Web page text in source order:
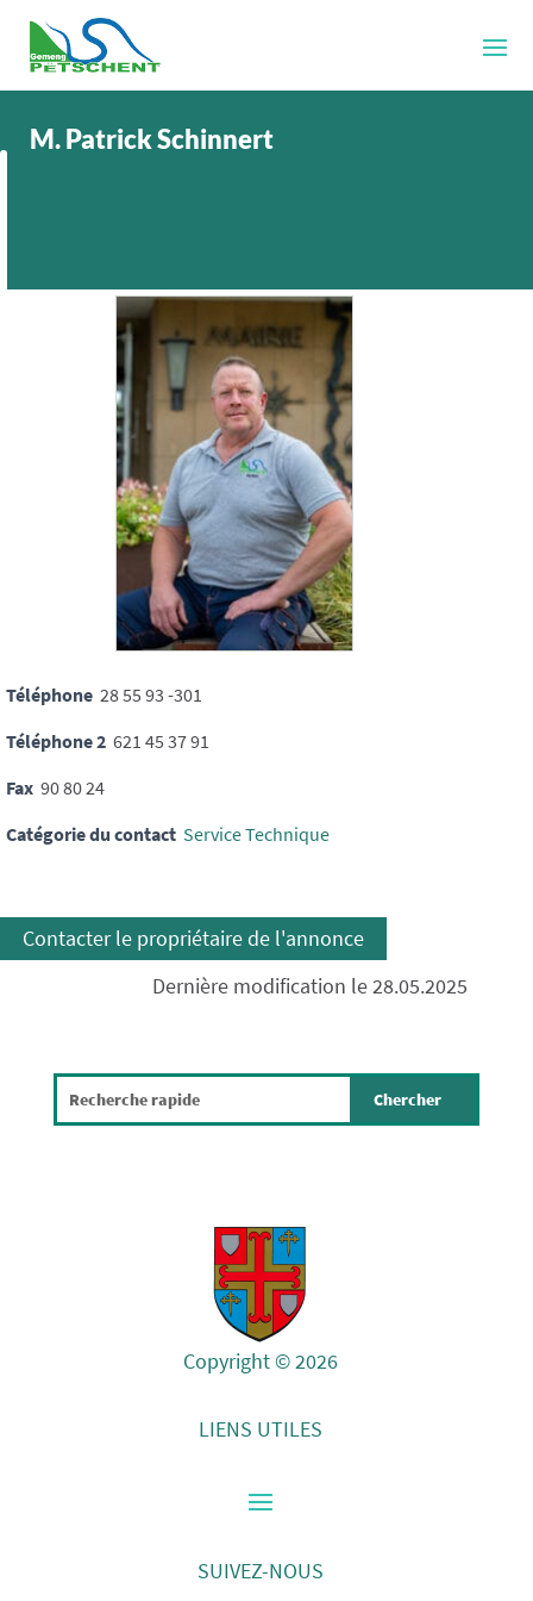
M. Patrick Schinnert
Téléphone 28 55 93 -301
Téléphone 2 621 45 37 91
Fax 90 80 24
Catégorie du contact Service Technique
Contacter le propriétaire de l'annonce
Dernière modification le 28.05.2025
Copyright © 2026
LIENS UTILES
SUIVEZ-NOUS